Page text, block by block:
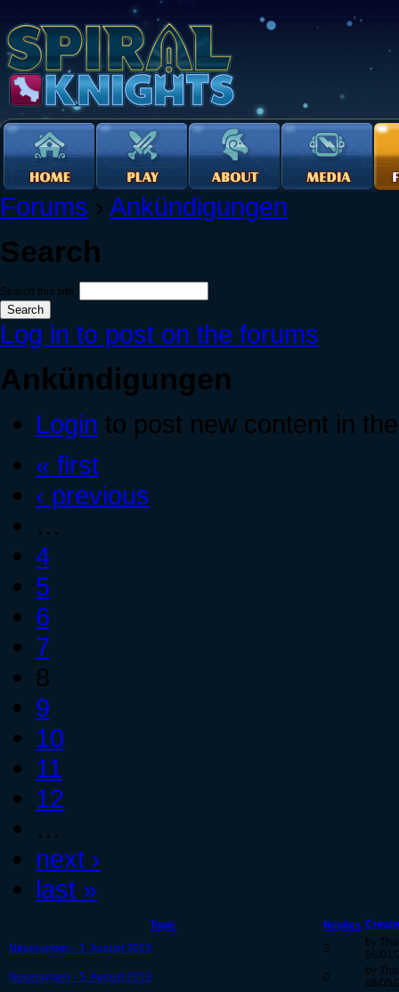
Forums › Ankündigungen
Search
Search this site:
Log in to post on the forums
Ankündigungen
Login to post new content in
« first
‹ previous
…
4
5
6
7
8
9
10
11
12
…
next ›
last »
Topic Replies
Neuerungen - 1. August 2013
2
by
08/01/
Neuerungen - 5. August 2013
0
by
08/05/